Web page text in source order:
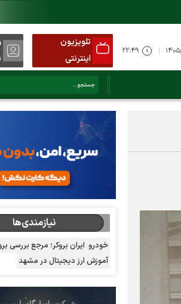
تلویزیون
اینترنتی
نیازمندی‌ها
خودرو ایران بروکر؛ مرجع بررسی
آموزش ارز دیجیتال در مشهد